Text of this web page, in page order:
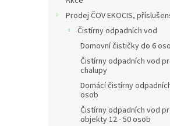
Prodej ČOV EKOCIS,
Čistírny odpadních vod
Domovní čističky do 6
Čistírny odpadních vod
chalupy
Domácí čistírny
osob
Čistírny odpadních vod
objekty 12 - 50 osob